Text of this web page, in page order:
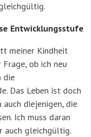
Entwicklungsstufe
meiner Kindheit
ob ich neu
die
Das Leben ist doch
auch diejenigen, die
Ich muss daran
auch gleichgültig.